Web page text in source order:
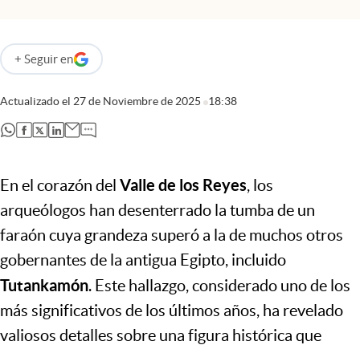
Actualizado el 27 de Noviembre de 2025 18:38
+ Seguir en
abre en nueva pestaña
abre en nueva pestaña
abre en nueva pestaña
abre en nueva pestaña
abre en nueva pestaña
En el corazón del Valle de los Reyes, los
arqueólogos han desenterrado la tumba de un
faraón cuya grandeza superó a la de muchos otros
gobernantes de la antigua Egipto, incluido
Tutankamón. Este hallazgo, considerado uno de los
más significativos de los últimos años, ha revelado
valiosos detalles sobre una figura histórica que